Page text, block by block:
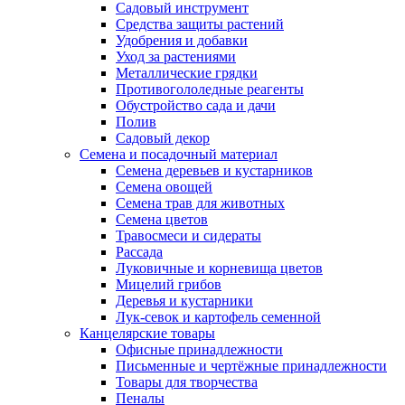
Садовый инструмент
Средства защиты растений
Удобрения и добавки
Уход за растениями
Металлические грядки
Противогололедные реагенты
Обустройство сада и дачи
Полив
Садовый декор
Семена и посадочный материал
Семена деревьев и кустарников
Семена овощей
Семена трав для животных
Семена цветов
Травосмеси и сидераты
Рассада
Луковичные и корневища цветов
Мицелий грибов
Деревья и кустарники
Лук-севок и картофель семенной
Канцелярские товары
Офисные принадлежности
Письменные и чертёжные принадлежности
Товары для творчества
Пеналы